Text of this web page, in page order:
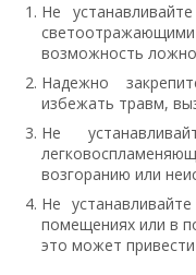
Не
возможность
Надежно
избежать травм,
Не
возгоранию или
Не
помещениях или в
это может